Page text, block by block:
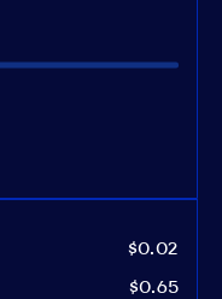
$0.02
$0.65